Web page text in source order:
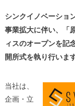
シンクイノベーショ
事業拡大に伴い、「
ィスのオープンを記
開所式を執り行います
当社は、
企画・立